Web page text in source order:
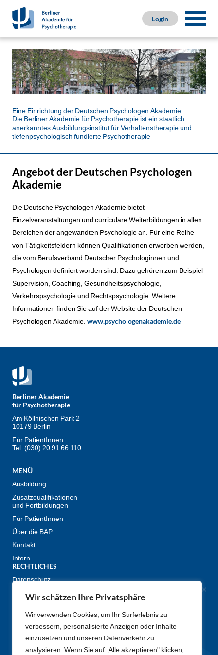
Wir schätzen Ihre Privatsphäre
Wir verwenden Cookies, um Ihr Surferlebnis zu
verbessern, personalisierte Anzeigen oder Inhalte
einzusetzen und unseren Datenverkehr zu
analysieren. Wenn Sie auf „Alle akzeptieren" klicken,
Login
Eine Einrichtung der Deutschen Psychologen Akademie
Die Berliner Akademie für Psychotherapie ist ein staatlich
anerkanntes Ausbildungsinstitut für Verhaltenstherapie und
tiefenpsychologisch fundierte Psychotherapie
Angebot der Deutschen Psychologen
Akademie
Die Deutsche Psychologen Akademie bietet
Einzelveranstaltungen und curriculare Weiterbildungen in allen
Bereichen der angewandten Psychologie an. Für eine Reihe
von Tätigkeitsfeldern können Qualifikationen erworben werden,
die vom Berufsverband Deutscher Psychologinnen und
Psychologen definiert worden sind. Dazu gehören zum Beispiel
Supervision, Coaching, Gesundheitspsychologie,
Verkehrspsychologie und Rechtspsychologie. Weitere
Informationen finden Sie auf der Website der Deutschen
Psychologen Akademie. www.psychologenakademie.de
Berliner Akademie
für Psychotherapie
Am Köllnischen Park 2
10179 Berlin
Für PatientInnen
Tel: (030) 20 91 66 110
MENÜ
Ausbildung
Zusatzqualifikationen
und Fortbildungen
Für PatientInnen
Über die BAP
Kontakt
Intern
RECHTLICHES
Datenschutz
Impressum
GESELLSCHAFTEN UND
EINRICHTUNGEN DES BDP